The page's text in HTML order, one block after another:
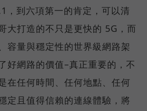
，到六項第一的肯定，可以清
大打造的不只是更快的 5G，而
容量與穩定性的世界級網路架
好網路的價值–真正重要的，不
在任何時間、任何地點、任何
定且值得信賴的連線體驗，將